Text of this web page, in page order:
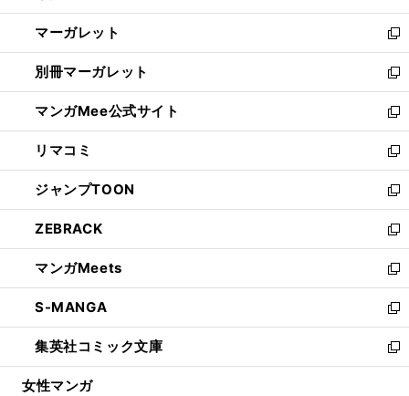
開
く
ウ
で
開
く
ン
ド
ウ
で
開
く
し
い
ウ
ィ
ン
ド
ウ
で
開
く
マーガレット
新
し
い
ウ
ィ
ン
ド
ウ
で
開
く
別冊マーガレット
新
し
い
ウ
ィ
ン
ド
ウ
で
開
く
マンガMee公式サイト
新
し
い
ウ
ィ
ン
ド
ウ
で
開
く
リマコミ
新
し
い
ウ
ィ
ン
ド
ウ
で
開
く
ジャンプTOON
新
し
い
ウ
ィ
ン
ド
ウ
で
開
ZEBRACK
新
し
い
ウ
ィ
ン
ド
ウ
マンガMeets
新
し
い
ウ
ィ
ン
S-MANGA
新
し
い
ウ
集英社コミック文庫
新
し
女性マンガ